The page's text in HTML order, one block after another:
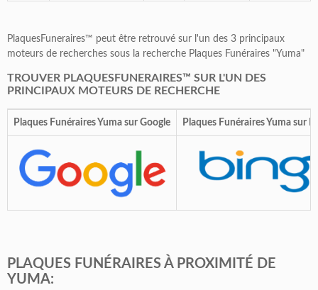
PlaquesFuneraires™ peut être retrouvé sur l'un des 3 principaux
moteurs de recherches sous la recherche Plaques Funéraires "Yuma"
TROUVER PLAQUESFUNERAIRES™ SUR L'UN DES
PRINCIPAUX MOTEURS DE RECHERCHE
Plaques Funéraires Yuma sur Google Plaques Funéraires Yuma sur
PLAQUES FUNÉRAIRES À PROXIMITÉ DE
YUMA: